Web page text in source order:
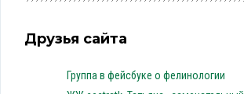
Друзья сайта
Группа в фейсбуке о фелинологии